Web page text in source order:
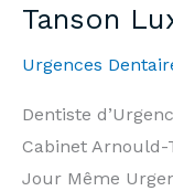
&
|
Arnould-
Tanson
Practice
Tanson
Urgences
Dentiste
Cabinet Arnould-
Jour Même